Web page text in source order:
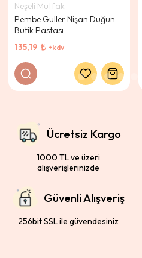
Neşeli Mutfak
Pembe Güller Nişan Düğün
Butik Pastası
135,19
+kdv
Ücretsiz Kargo
1000 TL ve üzeri
alışverişlerinizde
Güvenli Alışveriş
256bit SSL ile güvendesiniz